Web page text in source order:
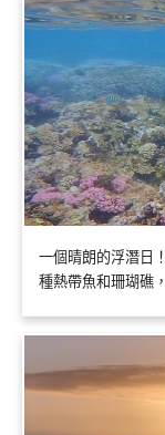
一個晴朗的浮潛日
種熱帶魚和珊瑚礁